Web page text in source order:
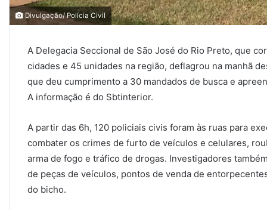
Divulgação/ Polícia Civil
A Delegacia Seccional de São José do Rio Preto, que
cidades e 45 unidades na região, deflagrou na manhã
que deu cumprimento a 30 mandados de busca e
A informação é do Sbtinterior.
A partir das 6h, 120 policiais civis foram às ruas para
combater os crimes de furto de veículos e celulares,
arma de fogo e tráfico de drogas. Investigadores
de peças de veículos, pontos de venda de
do bicho.